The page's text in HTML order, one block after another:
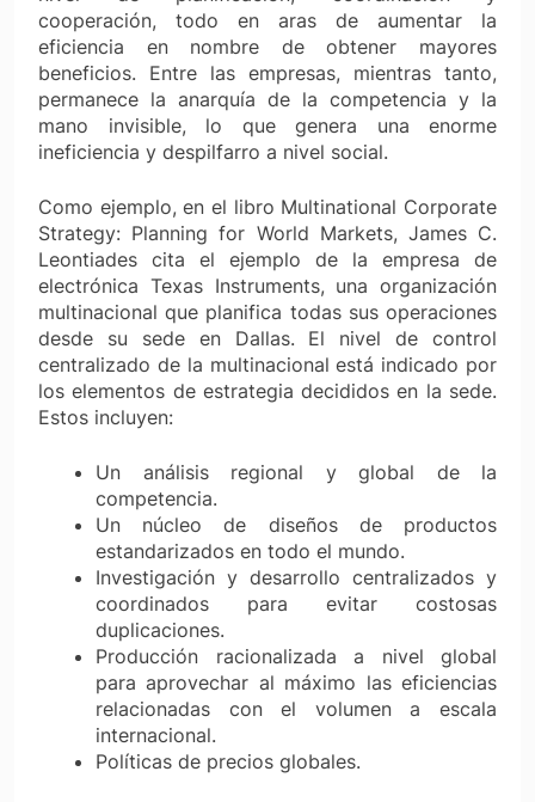
cooperación, todo en aras de aumentar la
eficiencia en nombre de obtener mayores
beneficios. Entre las empresas, mientras tanto,
permanece la anarquía de la competencia y la
mano invisible, lo que genera una enorme
ineficiencia y despilfarro a nivel social.
Como ejemplo, en el libro Multinational Corporate
Strategy: Planning for World Markets, James C.
Leontiades cita el ejemplo de la empresa de
electrónica Texas Instruments, una organización
multinacional que planifica todas sus operaciones
desde su sede en Dallas. El nivel de control
centralizado de la multinacional está indicado por
los elementos de estrategia decididos en la sede.
Estos incluyen:
Un análisis regional y global de la
competencia.
Un núcleo de diseños de productos
estandarizados en todo el mundo.
Investigación y desarrollo centralizados y
coordinados para evitar costosas
duplicaciones.
Producción racionalizada a nivel global
para aprovechar al máximo las eficiencias
relacionadas con el volumen a escala
internacional.
Políticas de precios globales.